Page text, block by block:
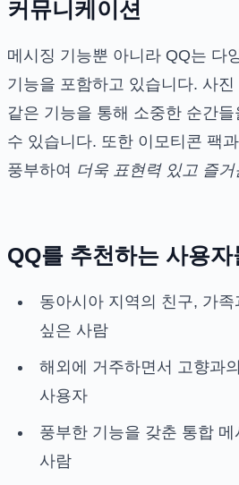
커뮤니케이션
메시징 기능뿐 아니라 QQ는 다
기능을 포함하고 있습니다. 사진
같은 기능을 통해 소중한 순간
수 있습니다. 또한 이모티콘 팩
풍부하여 더욱 표현력 있고 즐거
QQ를 추천하는 사용자
동아시아 지역의 친구, 가
싶은 사람
해외에 거주하면서 고향과
사용자
풍부한 기능을 갖춘 통합
사람